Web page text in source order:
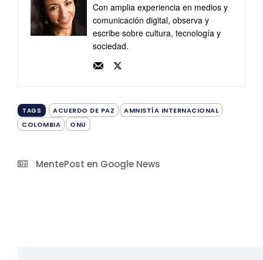
Con amplia experiencia en medios y
comunicación digital, observa y
escribe sobre cultura, tecnología y
sociedad.
TAGS ACUERDO DE PAZ
AMNISTÍA INTERNACIONAL
COLOMBIA
ONU
MentePost en Google News